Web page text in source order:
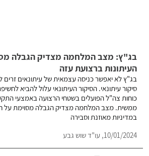
בג"ץ: מצב המלחמה מצדיק הגבלה
העיתונות ברצועת עזה
בג"ץ לא יאפשר כניסה עצמאית של עיתונאים זרים
סיקור עיתונאי. הסיקור העיתונאי עלול להביא
כוחות צה"ל הפועלים בשטחי הרצועה באמצעי
ממשית. מצב המלחמה מצדיק הגבלה מסוימת על
במדיניות מאוזנת וסבירה
10/01/2024, עו"ד שוש גבע